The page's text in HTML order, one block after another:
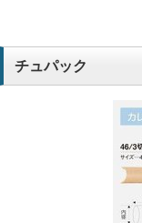
チュパック